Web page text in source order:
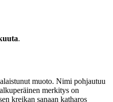
.
muoto. Nimi pohjautuu
merkitys on
kreikan sanaan katharos